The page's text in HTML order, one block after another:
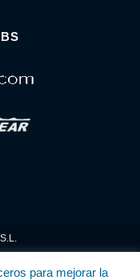
responsabilidad sobre la
para mejorar la